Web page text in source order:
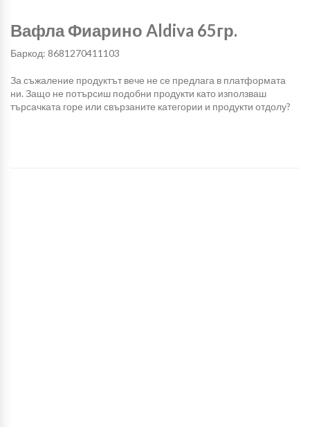
Вафла Фиарино Aldiva 65гр.
Баркод: 8681270411103
За съжаление продуктът вече не се предлага в платформата
ни. Защо не потърсиш подобни продукти като използваш
търсачката горе или свързаните категории и продукти отдолу?